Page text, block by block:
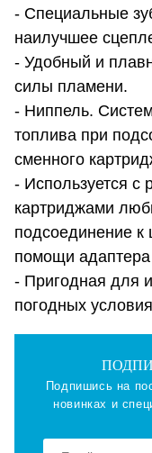
- Специальные
наилучшее
- Удобный и
силы пламени.
- Ниппель.
топлива при
сменного
- Используется
картриджами
подсоединение к
помощи
- Пригодная для
погодных
Подпишись на
новинках и